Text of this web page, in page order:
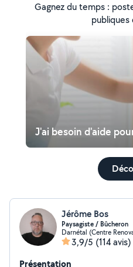
Gagnez du temps :
publiques
J'ai besoin d'aide
Jérôme Bos
Paysagiste / Bûcheron
Darnétal (Centre
3,9/5 (114 avis)
Présentation